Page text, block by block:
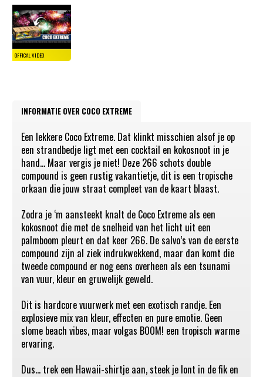
INFORMATIE OVER COCO EXTREME
Een lekkere Coco Extreme. Dat klinkt misschien alsof je op
een strandbedje ligt met een cocktail en kokosnoot in je
hand… Maar vergis je niet! Deze 266 schots double
compound is geen rustig vakantietje, dit is een tropische
orkaan die jouw straat compleet van de kaart blaast.
Zodra je ‘m aansteekt knalt de Coco Extreme als een
kokosnoot die met de snelheid van het licht uit een
palmboom pleurt en dat keer 266. De salvo’s van de eerste
compound zijn al ziek indrukwekkend, maar dan komt die
tweede compound er nog eens overheen als een tsunami
van vuur, kleur en gruwelijk geweld.
Dit is hardcore vuurwerk met een exotisch randje. Een
explosieve mix van kleur, effecten en pure emotie. Geen
slome beach vibes, maar volgas BOOM! een tropisch warme
ervaring.
Dus… trek een Hawaii-shirtje aan, steek je lont in de fik en